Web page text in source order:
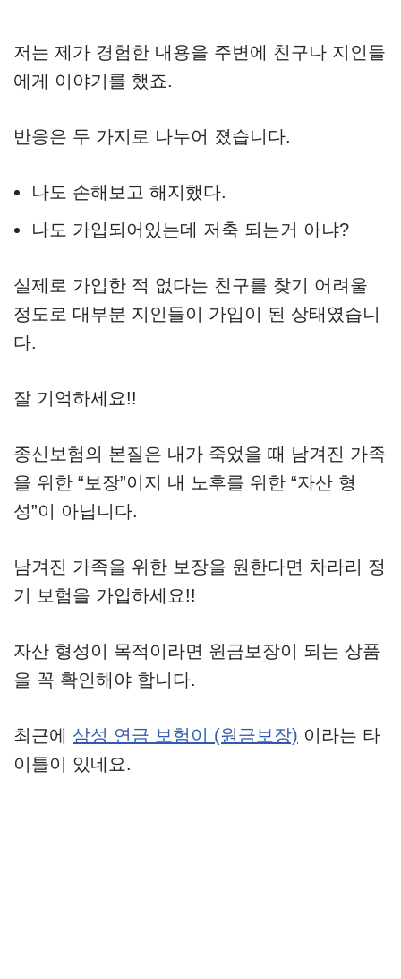
저는 제가 경험한 내용을 주변에 친구나 지인들
에게 이야기를 했죠.
반응은 두 가지로 나누어 졌습니다.
나도 손해보고 해지했다.
나도 가입되어있는데 저축 되는거 아냐?
실제로 가입한 적 없다는 친구를 찾기 어려울
정도로 대부분 지인들이 가입이 된 상태였습니
다.
잘 기억하세요!!
종신보험의 본질은 내가 죽었을 때 남겨진 가족
을 위한 “보장”이지 내 노후를 위한 “자산 형
성”이 아닙니다.
남겨진 가족을 위한 보장을 원한다면 차라리 정
기 보험을 가입하세요!!
자산 형성이 목적이라면 원금보장이 되는 상품
을 꼭 확인해야 합니다.
최근에 삼성 연금 보험이 (원금보장) 이라는 타
이틀이 있네요.